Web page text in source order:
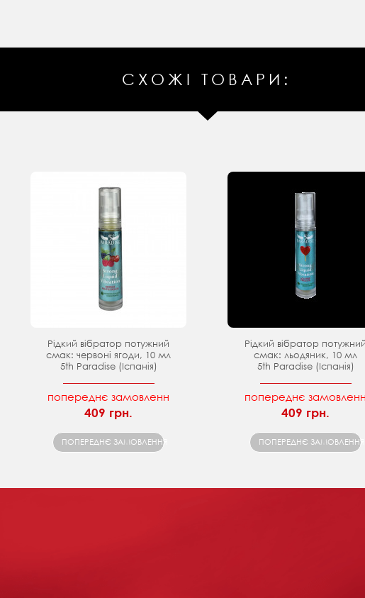
СХОЖІ ТОВАРИ:
Рідкий вібратор потужний
смак: червоні ягоди, 10 мл
5th Paradise (Іспанія)
попереднє замовленн
409 грн.
ПОПЕРЕДНЄ ЗАМОВЛЕННЯ
Рідкий вібратор
смак: льодяник, 10 мл
5th Paradise (Іспанія)
попереднє
409 грн.
ПОПЕРЕДНЄ ЗАМОВЛЕННЯ